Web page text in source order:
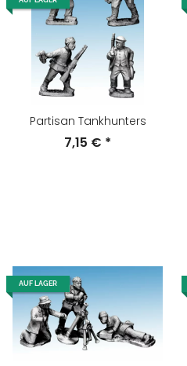
Partisan Tankhunters
7,15 € *
AUF LAGER